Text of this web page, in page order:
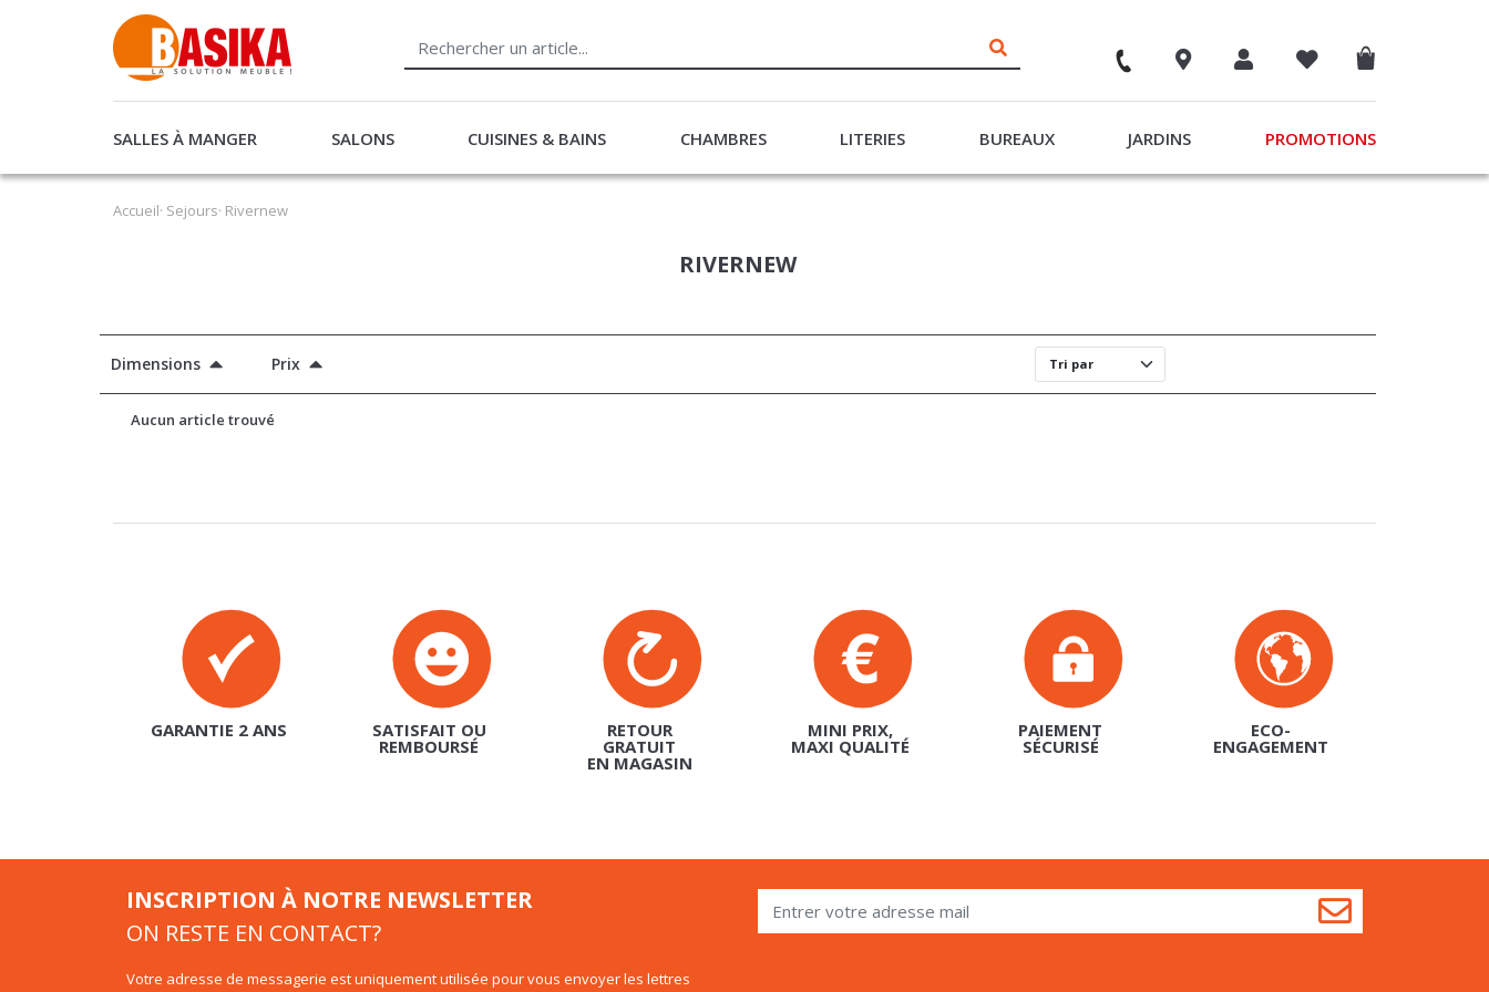
SALLES À MANGER SALONS CUISINES & BAINS CHAMBRES LITERIES BUREAUX JARDINS PROMOTIONS
Accueil· Sejours· Rivernew
RIVERNEW
Dimensions Prix
Aucun article trouvé
GARANTIE 2 ANS SATISFAIT OU
REMBOURSÉ
RETOUR
GRATUIT
EN MAGASIN
MINI PRIX,
MAXI QUALITÉ
PAIEMENT
SÉCURISÉ
ECO-
ENGAGEMENT
INSCRIPTION À NOTRE NEWSLETTER
ON RESTE EN CONTACT?
Votre adresse de messagerie est uniquement utilisée pour vous envoyer les lettres